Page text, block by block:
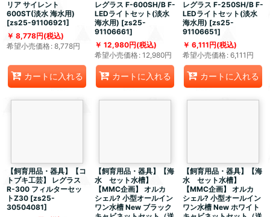
リア サイレント
600ST(淡水 海水用)
[zs25-91106921]
8,778円(税込)
希望小売価格: 8,778円
カートに入れる
レグラス F-600SH/B F-
LEDライトセット(淡水
海水用) [zs25-
91106661]
12,980円(税込)
希望小売価格: 12,980円
カートに入れる
レグラス F-250SH/B F-
LEDライトセット(淡水
海水用) [zs25-
91106651]
6,111円(税込)
希望小売価格: 6,111 円
カートに入れる
【飼育用品・器具】【コ
トブキ工芸】 レグラス
R-300 フィルターセッ
トZ30 [zs25-
30504081]
【飼育用品・器具】【海
水 セット水槽】
【MMC企画】 オルカ
シェル? 小型オールイン
ワン水槽 New ブラック
【飼育用品・器具】【海
水 セット水槽】
【MMC企画】 オルカ
シェル? 小型オールイン
ワン水槽 New ホワイト